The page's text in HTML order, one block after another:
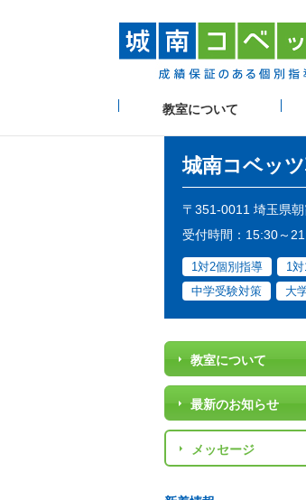
教室について
城南コベッツ
〒351-0011 埼玉県
受付時間：15:30～
1対2個別指導 1
中学受験対策
大
教室について
最新のお知らせ
メッセージ